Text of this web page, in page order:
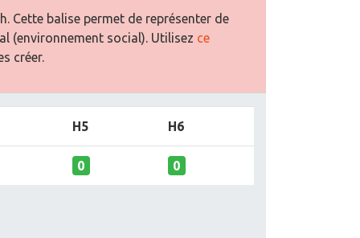
Cette balise permet de représenter de
(environnement social). Utilisez ce
créer.
H5 H6
0 0